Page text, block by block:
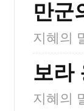
만군
지혜의
보라
지혜의